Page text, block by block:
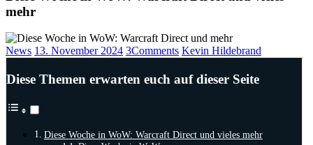
mehr
News 13. November 2024 3Comments Kevin Hildebrand
Diese Themen erwarten euch auf dieser Seite
Diese Woche in WoW: Warcraft Direct und vieles mehr